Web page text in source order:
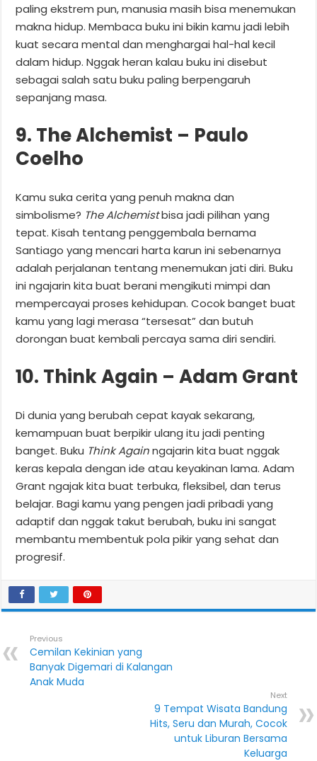
paling ekstrem pun, manusia masih bisa menemukan
makna hidup. Membaca buku ini bikin kamu jadi lebih
kuat secara mental dan menghargai hal-hal kecil
dalam hidup. Nggak heran kalau buku ini disebut
sebagai salah satu buku paling berpengaruh
sepanjang masa.
9. The Alchemist – Paulo
Coelho
Kamu suka cerita yang penuh makna dan
simbolisme? The Alchemistbisa jadi pilihan yang
tepat. Kisah tentang penggembala bernama
Santiago yang mencari harta karun ini sebenarnya
adalah perjalanan tentang menemukan jati diri. Buku
ini ngajarin kita buat berani mengikuti mimpi dan
mempercayai proses kehidupan. Cocok banget buat
kamu yang lagi merasa “tersesat” dan butuh
dorongan buat kembali percaya sama diri sendiri.
10. Think Again – Adam Grant
Di dunia yang berubah cepat kayak sekarang,
kemampuan buat berpikir ulang itu jadi penting
banget. Buku Think Againngajarin kita buat nggak
keras kepala dengan ide atau keyakinan lama. Adam
Grant ngajak kita buat terbuka, fleksibel, dan terus
belajar. Bagi kamu yang pengen jadi pribadi yang
adaptif dan nggak takut berubah, buku ini sangat
membantu membentuk pola pikir yang sehat dan
progresif.
Previous
Cemilan Kekinian yang
Banyak Digemari di Kalangan
Anak Muda
Next
9 Tempat Wisata Bandung
Hits, Seru dan Murah, Cocok
untuk Liburan Bersama
Keluarga